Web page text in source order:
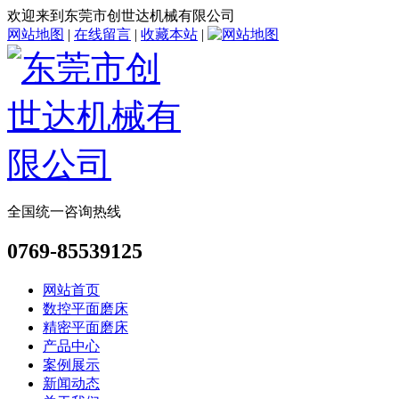
欢迎来到东莞市创世达机械有限公司
网站地图 | 在线留言 | 收藏本站 |
全国统一咨询热线
0769-85539125
网站首页
数控平面磨床
精密平面磨床
产品中心
案例展示
新闻动态